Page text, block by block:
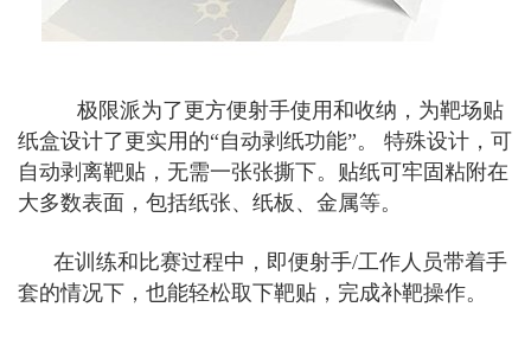
极限派为了更方便射手使用和收纳，为靶场贴
纸盒设计了更实用的“自动剥纸功能”。 特殊设计，可
自动剥离靶贴，无需一张张撕下。贴纸可牢固粘附在
大多数表面，包括纸张、纸板、金属等。
在训练和比赛过程中，即便射手/工作人员带着手
套的情况下，也能轻松取下靶贴，完成补靶操作。